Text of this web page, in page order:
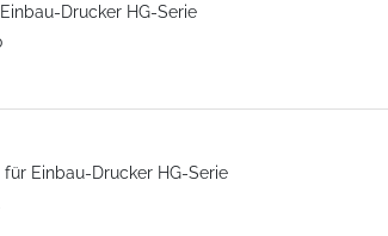
Drucker HG-Serie
Einbau-Drucker HG-Serie